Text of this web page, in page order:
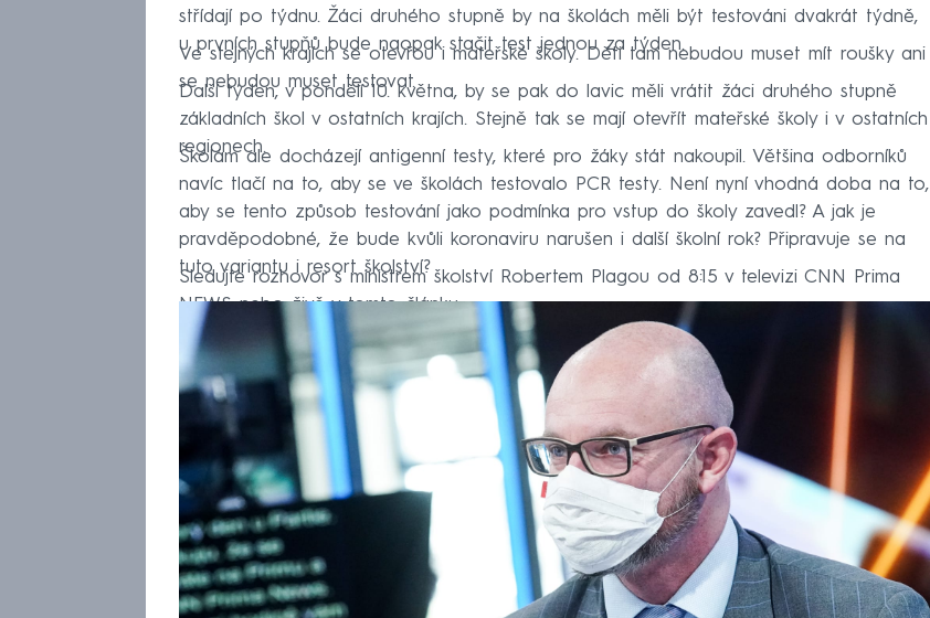
střídají po týdnu. Žáci druhého stupně by na školách měli být testováni dvakrát týdně,
u prvních stupňů bude naopak stačit test jednou za týden.
Ve stejných krajích se otevřou i mateřské školy. Děti tam nebudou muset mít roušky ani
se nebudou muset testovat.
Další týden, v pondělí 10. května, by se pak do lavic měli vrátit žáci druhého stupně
základních škol v ostatních krajích. Stejně tak se mají otevřít mateřské školy i v ostatních
regionech.
Školám ale docházejí antigenní testy, které pro žáky stát nakoupil. Většina odborníků
navíc tlačí na to, aby se ve školách testovalo PCR testy. Není nyní vhodná doba na to,
aby se tento způsob testování jako podmínka pro vstup do školy zavedl? A jak je
pravděpodobné, že bude kvůli koronaviru narušen i další školní rok? Připravuje se na
tuto variantu i resort školství?
Sledujte rozhovor s ministrem školství Robertem Plagou od 8:15 v televizi CNN Prima
NEWS nebo živě v tomto článku.